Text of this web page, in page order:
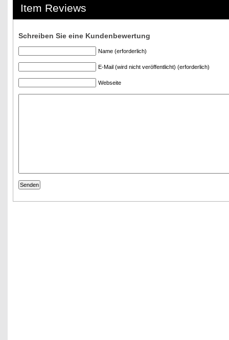
Item Reviews
Schreiben Sie eine Kundenbewertung
Name (erforderlich)
E-Mail (wird nicht veröffentlicht) (erforderlich)
Webseite